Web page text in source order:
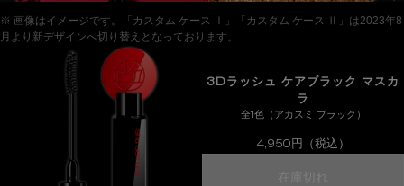
※ 画像はイメージです。「カスタム ケース Ⅰ」「カスタム ケース Ⅱ」は2023年8
月より新デザインへ切り替えとなっております。
3Dラッシュ ケアブラック マスカ
ラ
全1色（アカスミ ブラック）
4,950円（税込）
在庫切れ